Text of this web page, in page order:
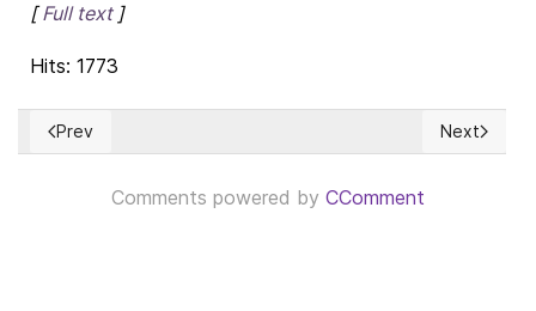
[Full text]
Hits: 1773
Previous article: How can America bless Israel?
Prev Next
Next
Comments powered by CComment